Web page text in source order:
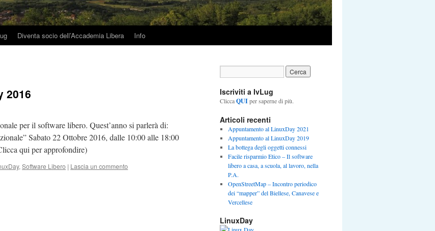
Diventa socio dell’Accademia Libera Info
2016
per il software libero. Quest’anno si parlerà di:
Sabato 22 Ottobre 2016, dalle 10:00 alle 18:00
qui per approfondire)
, Software Libero | Lascia un commento
Iscriviti a IvLug
CliccaQUIper saperne di più.
Articoli recenti
Appuntamento al LinuxDay 2021
Appuntamento al LinuxDay 2019
La bottega degli oggetti connessi
Facile risparmio Etico – Il software
libero a casa, a scuola, al lavoro, nella
P.A.
OpenStreetMap – Incontro periodico
dei “mapper” del Biellese, Canavese e
Vercellese
LinuxDay